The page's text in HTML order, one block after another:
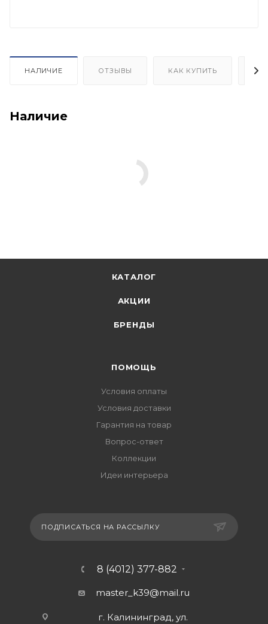
НАЛИЧИЕ ОТЗЫВЫ КАК КУПИТЬ
Наличие
КАТАЛОГ
АКЦИИ
БРЕНДЫ
ПОМОЩЬ
Условия оплаты
Условия доставки
Гарантия на товар
Вопрос-ответ
Коллекции
Идеи интерьера
ПОДПИСАТЬСЯ НА РАССЫЛКУ
8 (4012) 377-882
master_k39@mail.ru
г. Калининград, ул.